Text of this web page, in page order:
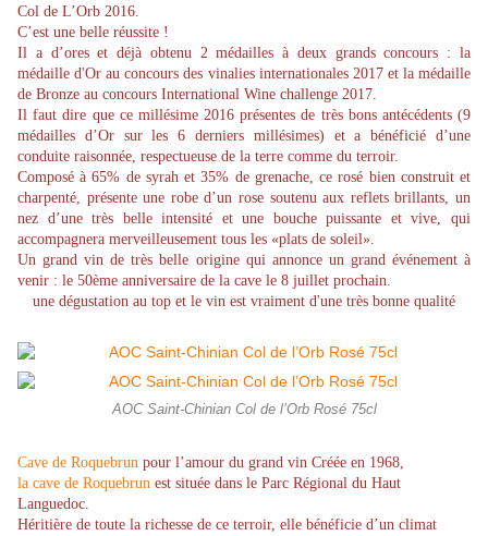
Col de L’Orb 2016.
C’est une belle réussite !
Il a d’ores et déjà obtenu 2 médailles à deux grands concours : la
médaille d'Or au concours des vinalies internationales 2017 et la médaille
de Bronze au concours International Wine challenge 2017.
Il faut dire que ce millésime 2016 présentes de très bons antécédents (9
médailles d’Or sur les 6 derniers millésimes) et a bénéficié d’une
conduite raisonnée, respectueuse de la terre comme du terroir.
Composé à 65% de syrah et 35% de grenache, ce rosé bien construit et
charpenté, présente une robe d’un rose soutenu aux reflets brillants, un
nez d’une très belle intensité et une bouche puissante et vive, qui
accompagnera merveilleusement tous les «plats de soleil».
Un grand vin de très belle origine qui annonce un grand événement à
venir : le 50ème anniversaire de la cave le 8 juillet prochain.
une dégustation au top et le vin est vraiment d'une très bonne qualité
AOC Saint-Chinian Col de l’Orb Rosé 75cl
Cave de Roquebrun pour l’amour du grand vin Créée en 1968,
la cave de Roquebrun est située dans le Parc Régional du Haut
Languedoc.
Héritière de toute la richesse de ce terroir, elle bénéficie d’un climat